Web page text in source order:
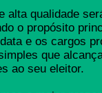
alta qualidade
o propósito
e os cargos
que
ao seu eleitor.